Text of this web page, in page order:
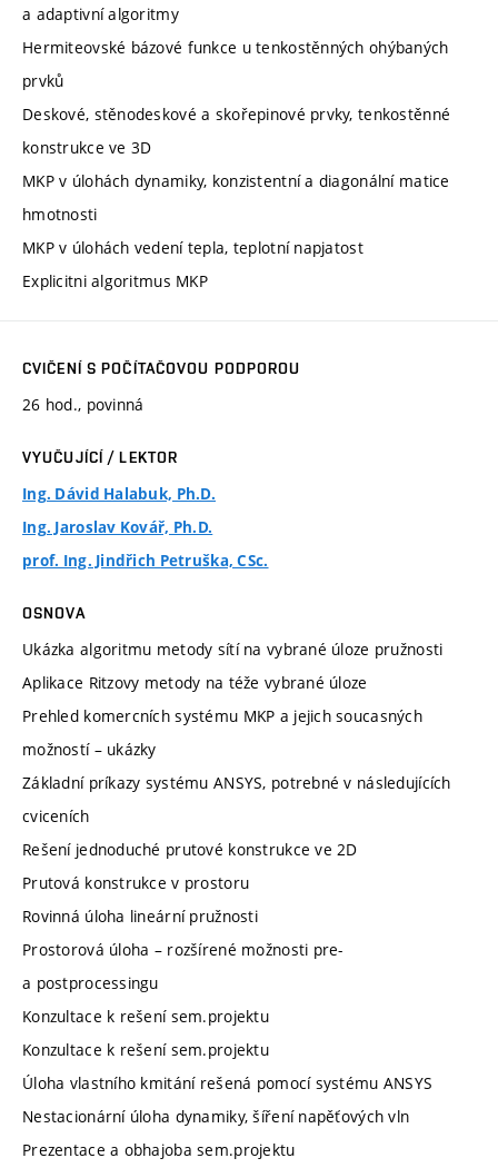
a adaptivní algoritmy
Hermiteovské bázové funkce u tenkostěnných ohýbaných
prvků
Deskové, stěnodeskové a skořepinové prvky, tenkostěnné
konstrukce ve 3D
MKP v úlohách dynamiky, konzistentní a diagonální matice
hmotnosti
MKP v úlohách vedení tepla, teplotní napjatost
Explicitni algoritmus MKP
CVIČENÍ S POČÍTAČOVOU PODPOROU
26 hod., povinná
VYUČUJÍCÍ / LEKTOR
Ing. Dávid Halabuk, Ph.D.
Ing. Jaroslav Kovář, Ph.D.
prof. Ing. Jindřich Petruška, CSc.
OSNOVA
Ukázka algoritmu metody sítí na vybrané úloze pružnosti
Aplikace Ritzovy metody na téže vybrané úloze
Prehled komercních systému MKP a jejich soucasných
možností – ukázky
Základní príkazy systému ANSYS, potrebné v následujících
cviceních
Rešení jednoduché prutové konstrukce ve 2D
Prutová konstrukce v prostoru
Rovinná úloha lineární pružnosti
Prostorová úloha – rozšírené možnosti pre-
a postprocessingu
Konzultace k rešení sem.projektu
Konzultace k rešení sem.projektu
Úloha vlastního kmitání rešená pomocí systému ANSYS
Nestacionární úloha dynamiky, šíření napěťových vln
Prezentace a obhajoba sem.projektu